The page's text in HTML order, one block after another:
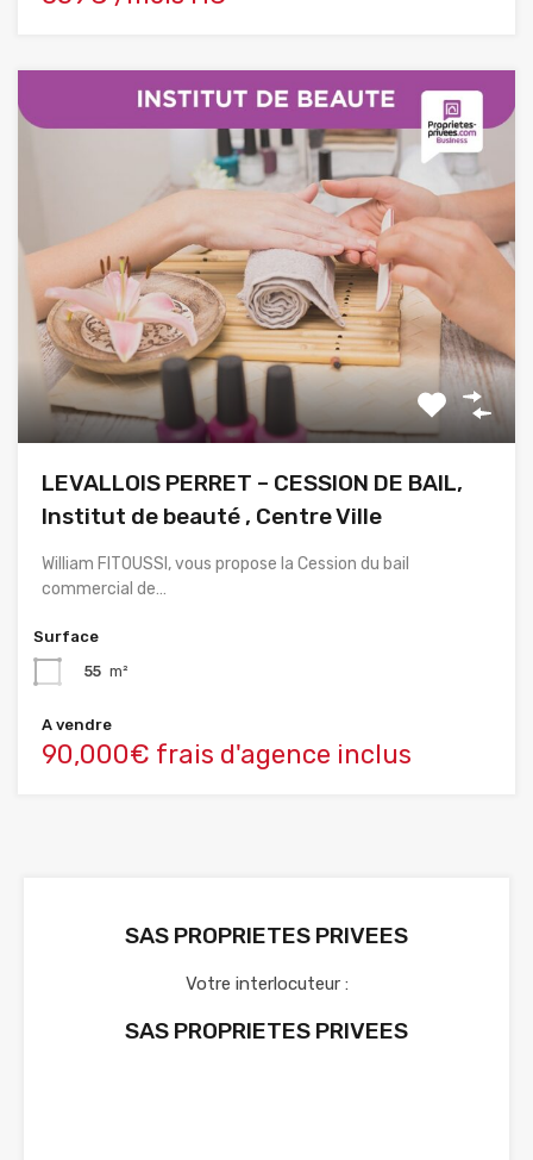
LEVALLOIS PERRET – CESSION DE BAIL,
Institut de beauté , Centre Ville
William FITOUSSI, vous propose la Cession du bail
commercial de…
Surface
55 m²
A vendre
90,000€ frais d'agence inclus
SAS PROPRIETES PRIVEES
Votre interlocuteur :
SAS PROPRIETES PRIVEES